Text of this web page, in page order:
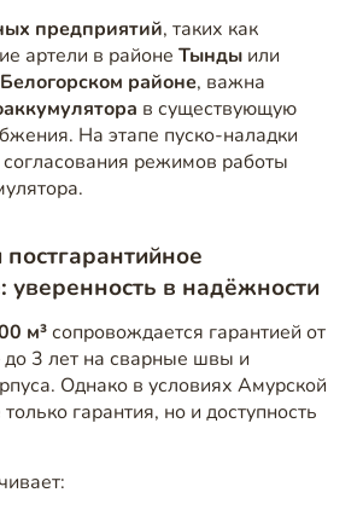
предприятий, таких как
артели в районе Тындыили
Белогорском районе, важна
в существующую
На этапе пуско-наладки
режимов работы
уверенность в надёжности
м³сопровождается гарантией от
3 лет на сварные швы и
Однако в условиях Амурской
гарантия, но и доступность